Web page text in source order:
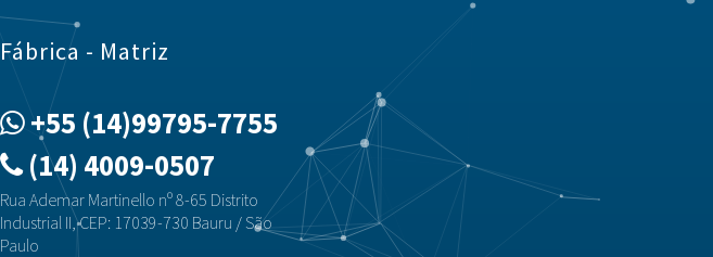
Fábrica - Matriz
+55 (14)99795-7755
(14) 4009-0507
Rua Ademar Martinello nº 8-65 Distrito
Industrial II, CEP: 17039-730 Bauru / São
Paulo